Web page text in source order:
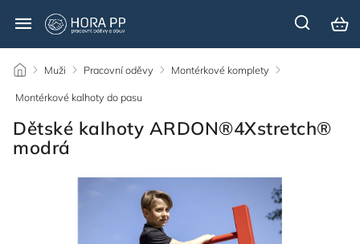
/ Muži / Pracovní oděvy / Montérkové komplety /
Montérkové kalhoty do pasu
Dětské kalhoty ARDON®4Xstretch®
modrá